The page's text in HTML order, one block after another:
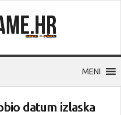
MENI
datum izlaska